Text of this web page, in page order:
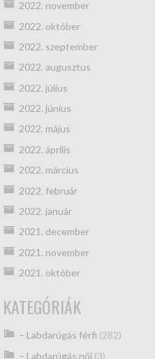
2022. november
2022. október
2022. szeptember
2022. augusztus
2022. július
2022. június
2022. május
2022. április
2022. március
2022. február
2022. január
2021. december
2021. november
2021. október
KATEGÓRIÁK
– Labdarúgás férfi (282)
– Labdarúgás női(3)